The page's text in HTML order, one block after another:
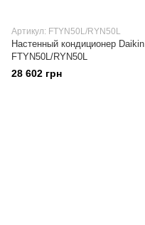
Артикул: FTYN50L/RYN50L
Настенный кондиционер Daikin
FTYN50L/RYN50L
28 602 грн